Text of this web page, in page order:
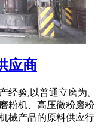
应商
经验,以普通立磨为。
粉机、高压微粉磨粉
械产品的原料供应行